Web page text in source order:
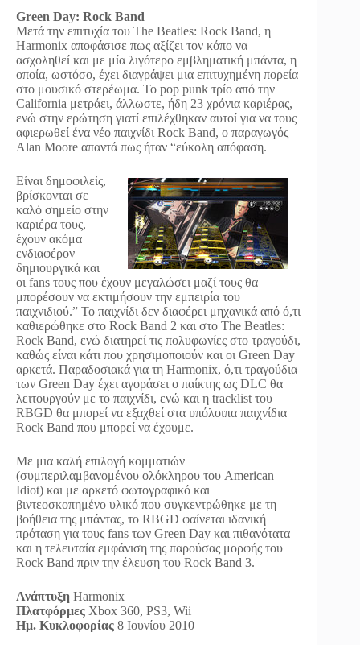
Green Day: Rock Band
Μετά την επιτυχία του The Beatles: Rock Band, η
Harmonix αποφάσισε πως αξίζει τον κόπο να
ασχοληθεί και με μία λιγότερο εμβληματική μπάντα, η
οποία, ωστόσο, έχει διαγράψει μια επιτυχημένη πορεία
στο μουσικό στερέωμα. Το pop punk τρίο από την
California μετράει, άλλωστε, ήδη 23 χρόνια καριέρας,
ενώ στην ερώτηση γιατί επιλέχθηκαν αυτοί για να τους
αφιερωθεί ένα νέο παιχνίδι Rock Band, ο παραγωγός
Alan Moore απαντά πως ήταν “εύκολη απόφαση.
Είναι δημοφιλείς,
βρίσκονται σε
καλό σημείο στην
καριέρα τους,
έχουν ακόμα
ενδιαφέρον
δημιουργικά και
οι fans τους που έχουν μεγαλώσει μαζί τους θα
μπορέσουν να εκτιμήσουν την εμπειρία του
παιχνιδιού.” Το παιχνίδι δεν διαφέρει μηχανικά από ό,τι
καθιερώθηκε στο Rock Band 2 και στο The Beatles:
Rock Band, ενώ διατηρεί τις πολυφωνίες στο τραγούδι,
καθώς είναι κάτι που χρησιμοποιούν και οι Green Day
αρκετά. Παραδοσιακά για τη Harmonix, ό,τι τραγούδια
των Green Day έχει αγοράσει ο παίκτης ως DLC θα
λειτουργούν με το παιχνίδι, ενώ και η tracklist του
RBGD θα μπορεί να εξαχθεί στα υπόλοιπα παιχνίδια
Rock Band που μπορεί να έχουμε.
Με μια καλή επιλογή κομματιών
(συμπεριλαμβανομένου ολόκληρου του American
Idiot) και με αρκετό φωτογραφικό και
βιντεοσκοπημένο υλικό που συγκεντρώθηκε με τη
βοήθεια της μπάντας, το RBGD φαίνεται ιδανική
πρόταση για τους fans των Green Day και πιθανότατα
και η τελευταία εμφάνιση της παρούσας μορφής του
Rock Band πριν την έλευση του Rock Band 3.
Ανάπτυξη Harmonix
Πλατφόρμες Xbox 360, PS3, Wii
Ημ. Κυκλοφορίας 8 Ιουνίου 2010